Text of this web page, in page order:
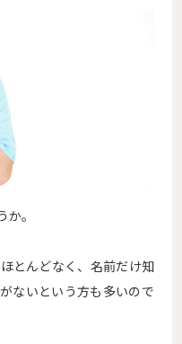
。
とんどなく、名前だけ知
ないという方も多いので